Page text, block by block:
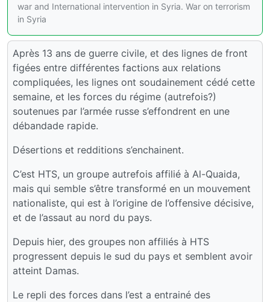
war and International intervention in Syria. War on terrorism
in Syria
Après 13 ans de guerre civile, et des lignes de front
figées entre différentes factions aux relations
compliquées, les lignes ont soudainement cédé cette
semaine, et les forces du régime (autrefois?)
soutenues par l’armée russe s’effondrent en une
débandade rapide.
Désertions et redditions s’enchainent.
C’est HTS, un groupe autrefois affilié à Al-Quaida,
mais qui semble s’être transformé en un mouvement
nationaliste, qui est à l’origine de l’offensive décisive,
et de l’assaut au nord du pays.
Depuis hier, des groupes non affiliés à HTS
progressent depuis le sud du pays et semblent avoir
atteint Damas.
Le repli des forces dans l’est a entrainé des